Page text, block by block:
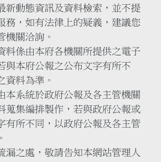
新動態資訊及資料檢索，並不提
務，如有法律上的疑義，建議您
機關洽詢。
料係由本府各機關所提供之電子
與本府公報之公布文字有所不
資料為準。
本系統於政府公報及各主管機關
蒐集編排製作，若與政府公報或
有所不同，以政府公報及各主管
漏之處，敬請告知本網站管理人